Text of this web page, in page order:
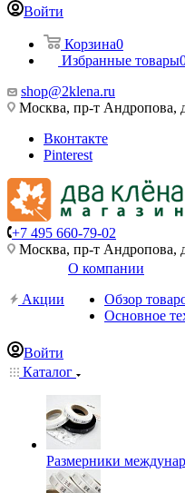
Войти
Корзина0
Избранные товары
shop@2klena.ru
Москва, пр-т Андропова,
Вконтакте
Pinterest
+7 495 660-79-02
Москва, пр-т Андропова,
Акции
О компании
Обзор
Основное
Войти
Каталог
Размерники